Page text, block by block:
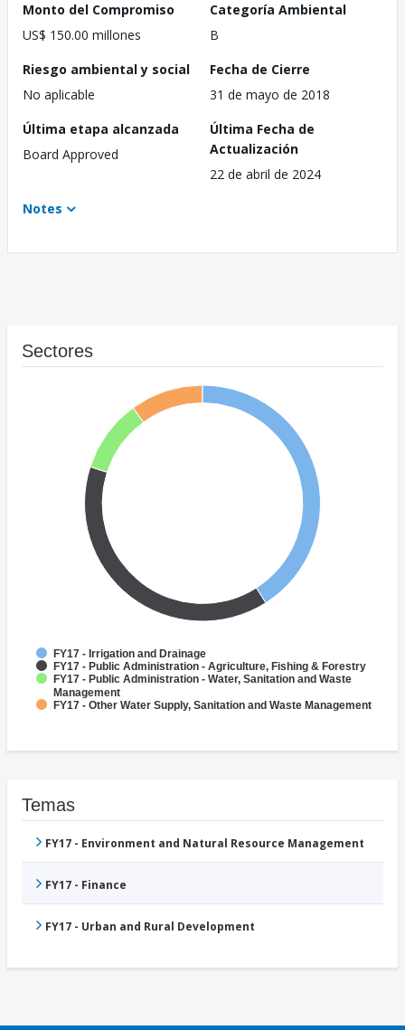
Monto del Compromiso
US$ 150.00 millones
Categoría Ambiental
B
Riesgo ambiental y social
No aplicable
Fecha de Cierre
31 de mayo de 2018
Última etapa alcanzada
Board Approved
Última Fecha de
Actualización
22 de abril de 2024
Notes
Sectores
FY17 - Irrigation and Drainage
FY17 - Public Administration - Agriculture, Fishing & Forestry
FY17 - Public Administration - Water, Sanitation and Waste
Management
FY17 - Other Water Supply, Sanitation and Waste Management
Temas
FY17 - Environment and Natural Resource Management
FY17 - Finance
FY17 - Urban and Rural Development